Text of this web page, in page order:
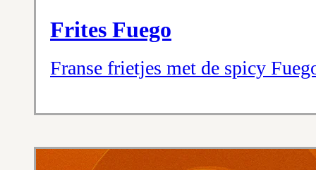
Frites Fuego
Franse frietjes met de spicy